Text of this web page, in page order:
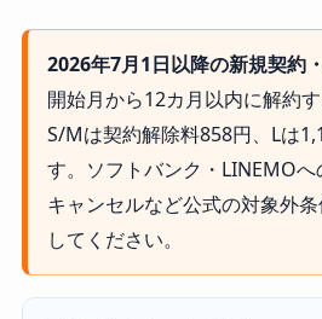
2026年7月1日以降の新規契約
開始月から12カ月以内に解約
S/Mは契約解除料858円、Lは
す。ソフトバンク・LINEMO
キャンセルなど公式の対象外
してください。